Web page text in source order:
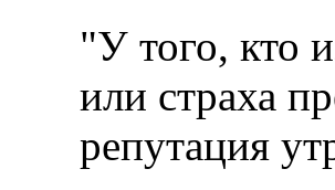
"У того, кто
или страха
репутация